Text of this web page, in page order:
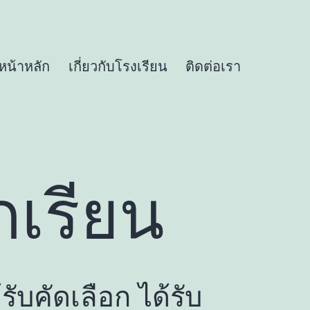
น้าหลัก เกี่ยวกับโรงเรียน ติดต่อเรา
รียน
บคัดเลือก ได้รับ